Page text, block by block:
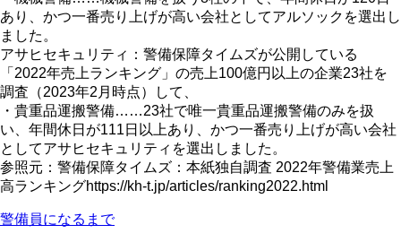
あり、かつ一番売り上げが高い会社としてアルソックを選出し
ました。
アサヒセキュリティ：警備保障タイムズが公開している
「2022年売上ランキング」の売上100億円以上の企業23社を
調査（2023年2月時点）して、
・貴重品運搬警備……23社で唯一貴重品運搬警備のみを扱
い、年間休日が111日以上あり、かつ一番売り上げが高い会社
としてアサヒセキュリティを選出しました。
参照元：警備保障タイムズ：本紙独自調査 2022年警備業売上
高ランキングhttps://kh-t.jp/articles/ranking2022.html
警備員になるまで